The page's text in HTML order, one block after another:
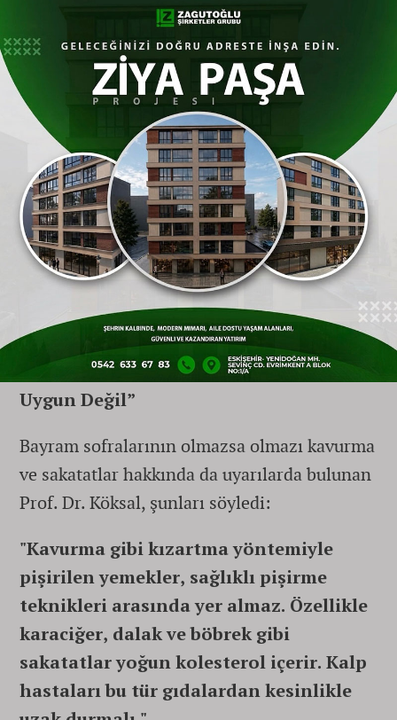
Prof. Dr. Cengiz Köksal, etin kesildikten
hemen sonra tüketilmemesi gerektiğine
dikkat çekiyor:
"Yeni kesilmiş kurban eti normalden
daha serttir ve sindirim sistemi için
zorludur. Gaz, şişkinlik, kramp tarzı
ağrılar ortaya çıkarabilir. Bu ağrılar,
özellikle kalp hastaları tarafından kalp
kriziyle karıştırılabilir. Bu nedenle en az
24 saat dinlendirilmiş et tercih
edilmelidir."
“Kavurma ve Sakatat Kalp Hastalarına
Uygun Değil”
Bayram sofralarının olmazsa olmazı kavurma
ve sakatatlar hakkında da uyarılarda bulunan
Prof. Dr. Köksal, şunları söyledi:
"Kavurma gibi kızartma yöntemiyle
pişirilen yemekler, sağlıklı pişirme
teknikleri arasında yer almaz. Özellikle
karaciğer, dalak ve böbrek gibi
sakatatlar yoğun kolesterol içerir. Kalp
hastaları bu tür gıdalardan kesinlikle